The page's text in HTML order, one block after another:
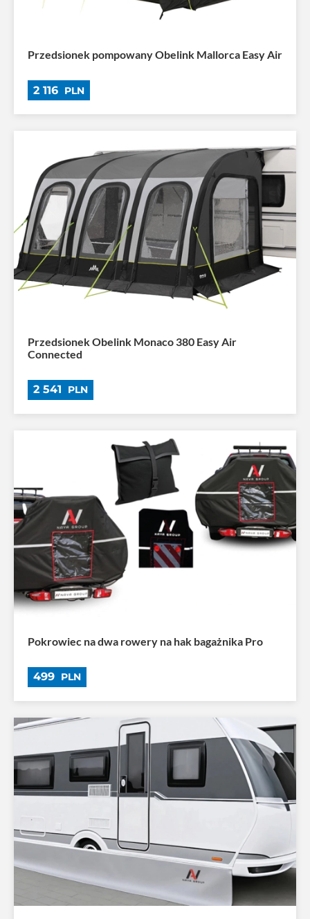
Przedsionek pompowany Obelink Mallorca Easy Air
2 116 PLN
Przedsionek Obelink Monaco 380 Easy Air
Connected
2 541 PLN
Pokrowiec na dwa rowery na hak bagażnika Pro
499 PLN